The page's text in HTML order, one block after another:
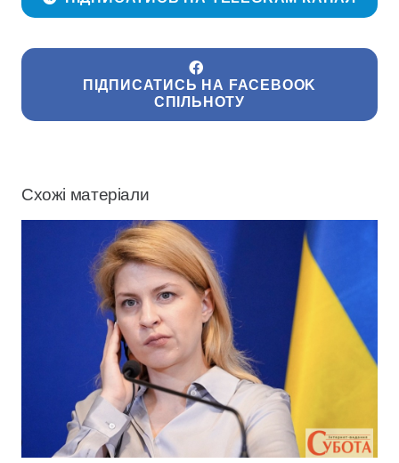
ПІДПИСАТИСЬ НА FACEBOOK
СПІЛЬНОТУ
Схожі матеріали